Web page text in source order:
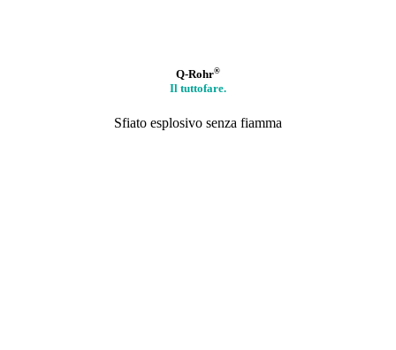
Q-Rohr®
Il tuttofare.
Sfiato esplosivo senza fiamma